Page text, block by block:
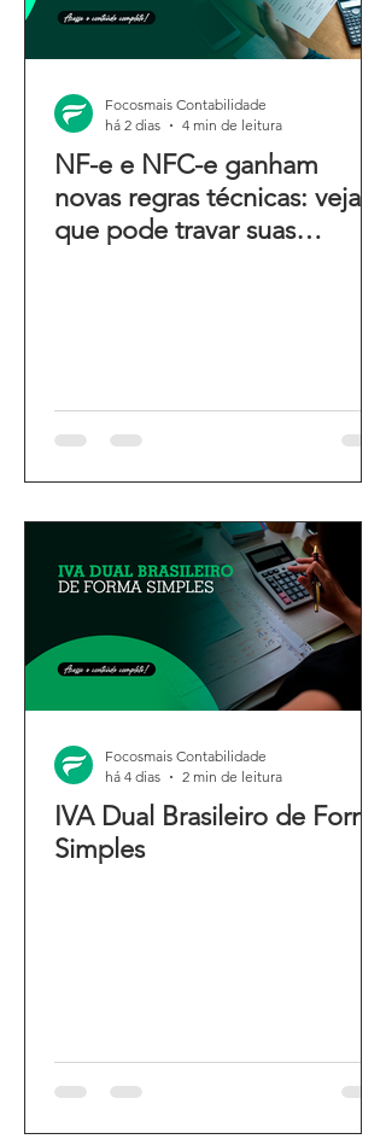
NF-e e NFC-e ganham
novas regras técnicas: veja o
que pode travar suas
Focosmais Contabilidade
há 2 dias
4 min de leitura
IVA Dual Brasileiro de Forma
Simples
Focosmais Contabilidade
há 4 dias
2 min de leitura